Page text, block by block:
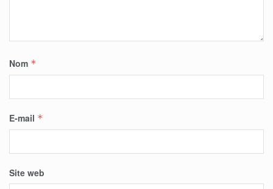
Nom *
E-mail *
Site web